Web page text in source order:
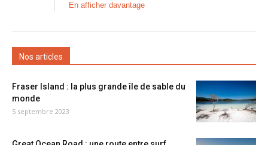
En afficher davantage
Nos articles
Fraser Island : la plus grande île de sable du
monde
5 septembre 2023